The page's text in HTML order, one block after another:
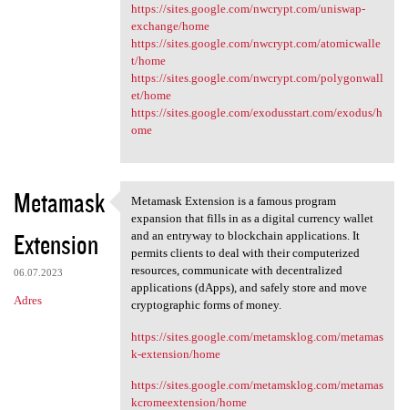
https://sites.google.com/nwcrypt.com/uniswap-
exchange/home
https://sites.google.com/nwcrypt.com/atomicwalle
t/home
https://sites.google.com/nwcrypt.com/polygonwall
et/home
https://sites.google.com/exodusstart.com/exodus/h
ome
Metamask
Extension
06.07.2023
Adres
Metamask Extension is a
Metamask Extension is a famous program
expansion that fills in as a digital currency wallet
and an entryway to blockchain applications. It
permits clients to deal with their computerized
resources, communicate with decentralized
applications (dApps), and safely store and move
cryptographic forms of money.
https://sites.google.com/metamsklog.com/metamas
k-extension/home
https://sites.google.com/metamsklog.com/metamas
kcromeextension/home